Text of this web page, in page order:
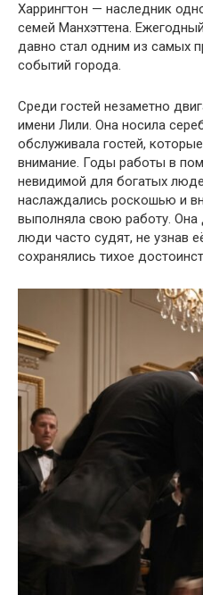
Харрингтон — наследник
семей Манхэттена.
давно стал одним из самых
событий города.
Среди гостей незаметно
имени Лили. Она носила
обслуживала гостей,
внимание. Годы работы в
невидимой для богатых
наслаждались роскошью и
выполняла свою работу. Она
люди часто судят, не узнав
сохранялись тихое